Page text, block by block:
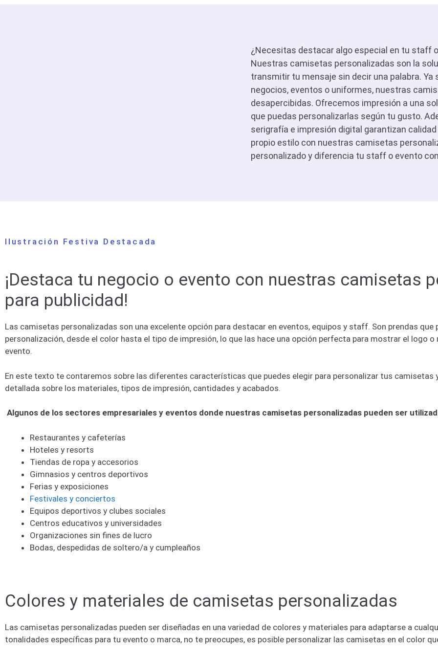
¿Necesitas destacar algo especial en tu staff
Nuestras camisetas personalizadas son la
transmitir tu mensaje sin decir una palabra. Ya
negocios, eventos o uniformes, nuestras
desapercibidas. Ofrecemos impresión a una
que puedas personalizarlas según tu gusto.
serigrafía e impresión digital garantizan calidad
propio estilo con nuestras camisetas
personalizado y diferencia tu staff o evento
Ilustración Festiva Destacada
¡Destaca tu negocio o evento con nuestras camisetas
para publicidad!
Las camisetas personalizadas son una excelente opción para destacar en eventos, equipos y staff. Son prendas que
personalización, desde el color hasta el tipo de impresión, lo que las hace una opción perfecta para mostrar el logo o
evento.
En este texto te contaremos sobre las diferentes características que puedes elegir para personalizar tus
detallada sobre los materiales, tipos de impresión, cantidades y acabados.
Algunos de los sectores empresariales y eventos donde nuestras camisetas personalizadas pueden ser
Restaurantes y cafeterías
Hoteles y resorts
Tiendas de ropa y accesorios
Gimnasios y centros deportivos
Ferias y exposiciones
Festivales y conciertos
Equipos deportivos y clubes sociales
Centros educativos y universidades
Organizaciones sin fines de lucro
Bodas, despedidas de soltero/a y cumpleaños
Colores y materiales de camisetas personalizadas
Las camisetas personalizadas pueden ser diseñadas en una variedad de colores y materiales para adaptarse a
tonalidades específicas para tu evento o marca, no te preocupes, es posible personalizar las camisetas en el color